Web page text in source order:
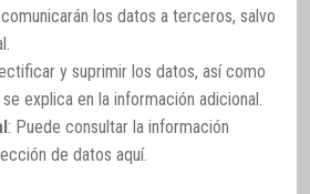
los datos a terceros, salvo
y suprimir los datos, así como
explica en la información adicional.
: Puede consultar la información
de datos aquí.